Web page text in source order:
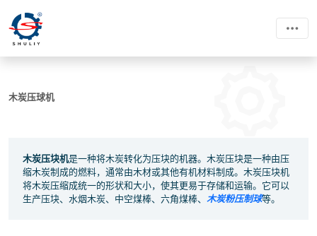
木炭压球机
木炭压块机是一种将木炭转化为压块的机器。木炭压块是一种由压
缩木炭制成的燃料，通常由木材或其他有机材料制成。木炭压块机
将木炭压缩成统一的形状和大小，使其更易于存储和运输。它可以
生产压块、水烟木炭、中空煤棒、六角煤棒、 木炭粉压制球等。